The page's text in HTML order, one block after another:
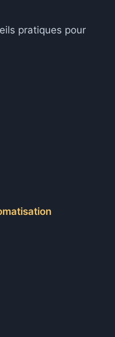
pratiques pour